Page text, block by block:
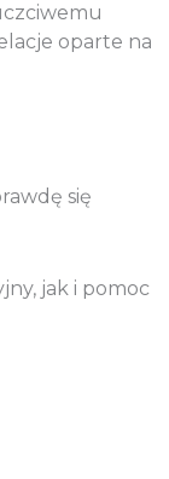
oparte na
się
jak i pomoc